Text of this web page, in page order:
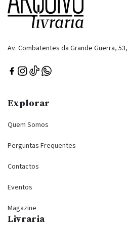
Av. Combatentes da Grande Guerra,
Explorar
Quem Somos
Perguntas Frequentes
Contactos
Eventos
Magazine
Livraria